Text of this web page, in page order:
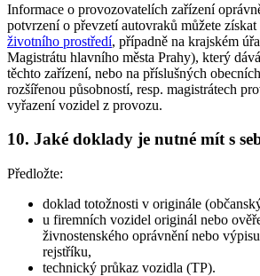
Informace o provozovatelích zařízení
potvrzení o převzetí autovraků můžete získat
životního prostředí, případně na krajském
Magistrátu hlavního města Prahy), který
těchto zařízení, nebo na příslušných
rozšířenou působností, resp. magistrátech
vyřazení vozidel z provozu.
10. Jaké doklady je nutné mít s
Předložte:
doklad totožnosti v originále
u firemních vozidel originál nebo
živnostenského oprávnění nebo
rejstříku,
technický průkaz vozidla (TP).